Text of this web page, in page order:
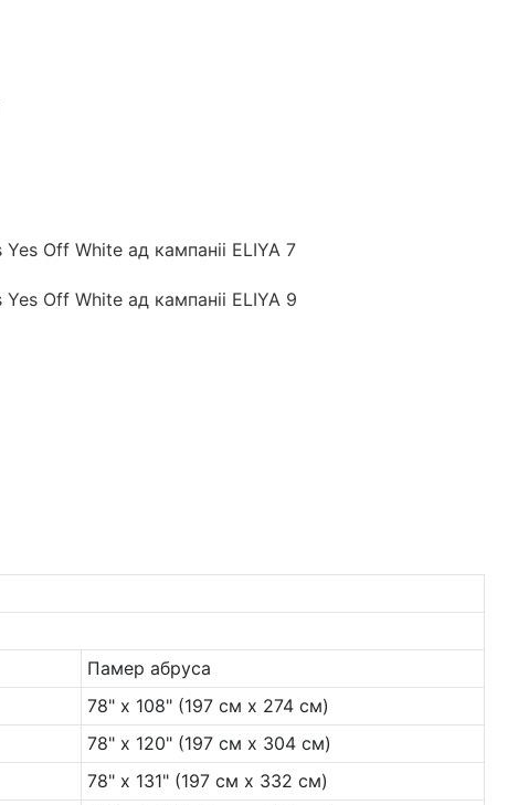
Памер абруса
78" x 108" (197 см x 274 см)
78" x 120" (197 см x 304 см)
78" x 131" (197 см x 332 см)